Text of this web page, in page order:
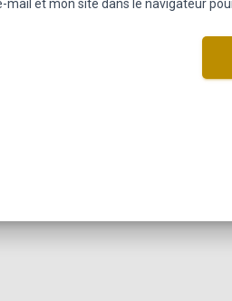
mail et mon site dans le navigateur